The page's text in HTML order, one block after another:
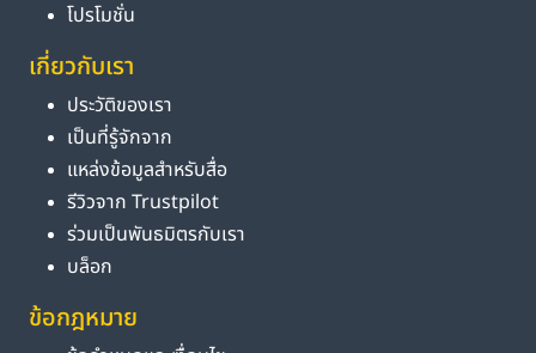
โปรโมชั่น
เกี่ยวกับเรา
ประวัติของเรา
เป็นที่รู้จักจาก
แหล่งข้อมูลสำหรับสื่อ
รีวิวจาก Trustpilot
ร่วมเป็นพันธมิตรกับเรา
บล็อก
ข้อกฎหมาย